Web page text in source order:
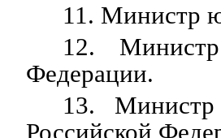
11. Министр
12. Министр
Федерации.
13.
Российской